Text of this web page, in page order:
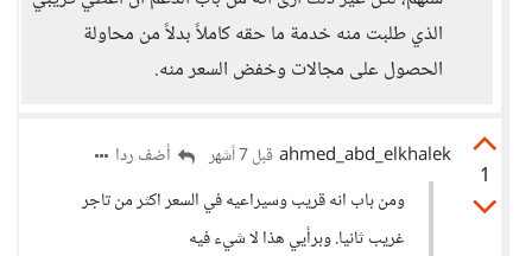
الذي طلبت منه خدمة ما حقه كاملاً بدلاً من محاولة
الحصول على مجالات وخفض السعر منه.
1
ahmed_abd_elkhalek قبل 7 أشهر
أضف ردا
ومن باب انه قريب وسيراعيه في السعر اكثر من تاجر
غريب ثانيا. وبرأيي هذا لا شيء فيه